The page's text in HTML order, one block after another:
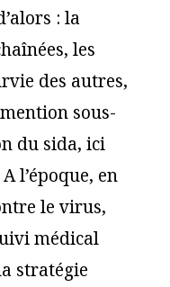
: la
les
des autres,
sous-
du sida, ici
l’époque, en
le virus,
médical
stratégie